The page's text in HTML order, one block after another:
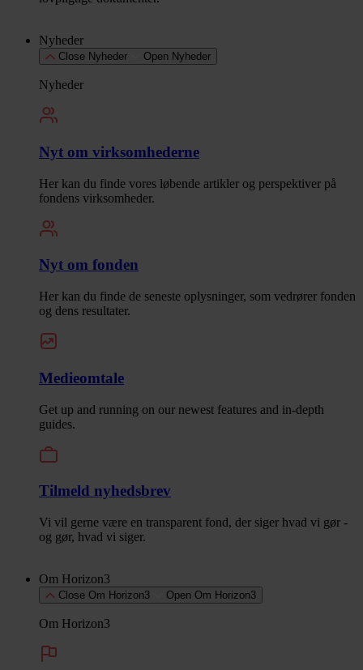
Nyheder
Close Nyheder Open Nyheder
Nyheder
Nyt om virksomhederne
Her kan du finde vores løbende artikler og perspektiver på
fondens virksomheder.
Nyt om fonden
Her kan du finde de seneste oplysninger, som vedrører fonden
og dens resultater.
Medieomtale
Get up and running on our newest features and in-depth
guides.
Tilmeld nyhedsbrev
Vi vil gerne være en transparent fond, der siger hvad vi gør -
og gør, hvad vi siger.
Om Horizon3
Close Om Horizon3 Open Om Horizon3
Om Horizon3